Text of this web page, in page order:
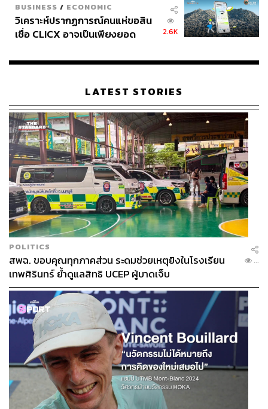
BUSINESS / ECONOMIC
วิเคราะห์ปรากฏการณ์คนแห่ขอสิน
เชื่อ CLICX อาจเป็นเพียงยอด
เรือนไทยที่ถูกซุกไว้
2.6K
LATEST STORIES
POLITICS
สพฉ. ขอบคุณทุกภาคส่วน ระดมช่วยเหตุยิงในโรงเรียน
เทพศิรินทร์ ย้ำดูแลสิทธิ UCEP ผู้บาดเจ็บ
...